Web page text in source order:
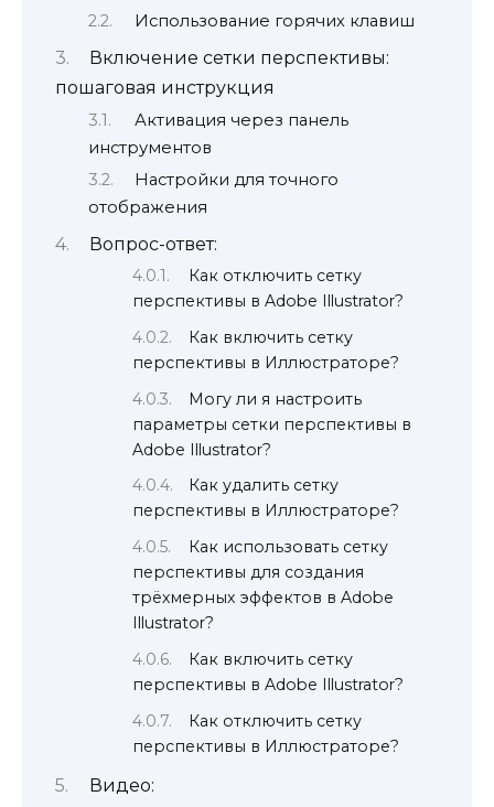
Использование горячих клавиш
Включение сетки перспективы:
пошаговая инструкция
Активация через панель
инструментов
Настройки для точного
отображения
Вопрос-ответ:
Как отключить сетку
перспективы в Adobe Illustrator?
Как включить сетку
перспективы в Иллюстраторе?
Могу ли я настроить
параметры сетки перспективы в
Adobe Illustrator?
Как удалить сетку
перспективы в Иллюстраторе?
Как использовать сетку
перспективы для создания
трёхмерных эффектов в Adobe
Illustrator?
Как включить сетку
перспективы в Adobe Illustrator?
Как отключить сетку
перспективы в Иллюстраторе?
Видео: